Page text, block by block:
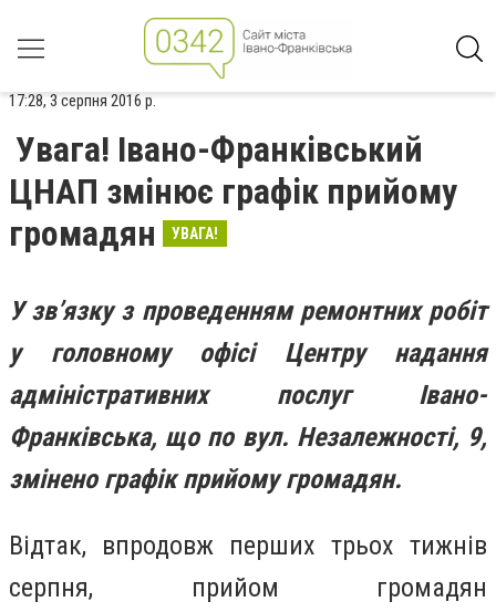
17:28, 3 серпня 2016 р.
Увага! Івано-Франківський
ЦНАП змінює графік прийому
громадян
УВАГА!
У зв’язку з проведенням ремонтних робіт
у головному офісі Центру надання
адміністративних послуг Івано-
Франківська, що по вул. Незалежності, 9,
змінено графік прийому громадян.
Відтак, впродовж перших трьох тижнів
серпня, прийом громадян